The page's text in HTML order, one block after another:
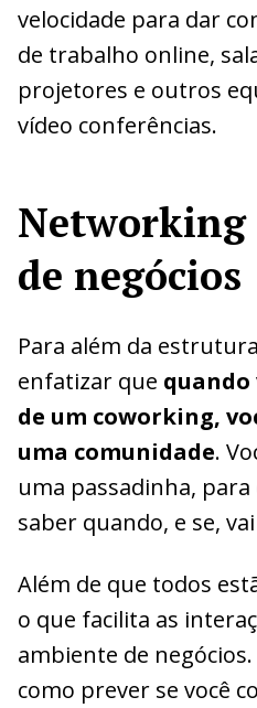
velocidade para dar
de trabalho online,
projetores e outros
vídeo conferências.
Networking
de negócios
Para além da
enfatizar que quando
de um coworking,
uma comunidade.
uma passadinha,
saber quando, e se,
Além de que todos
o que facilita as
ambiente de
como prever se você